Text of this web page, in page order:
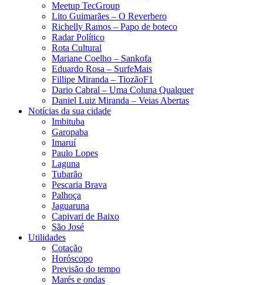
Meetup TecGroup
Lito Guimarães – O Reverbero
Richelly Ramos​ – Papo de boteco
Radar Político
Rota Cultural
Mariane Coelho – Sankofa
Eduardo Rosa​ – SurfeMais
Fillipe Miranda – TiozãoF1
Dario Cabral – Uma Coluna Qualquer
Daniel Luiz Miranda – Veias Abertas
Notícias da sua cidade
Imbituba
Garopaba
Imaruí
Paulo Lopes
Laguna
Tubarão
Pescaria Brava
Palhoça
Jaguaruna
Capivari de Baixo
São José
Utilidades
Cotação
Horóscopo
Previsão do tempo
Marés e ondas